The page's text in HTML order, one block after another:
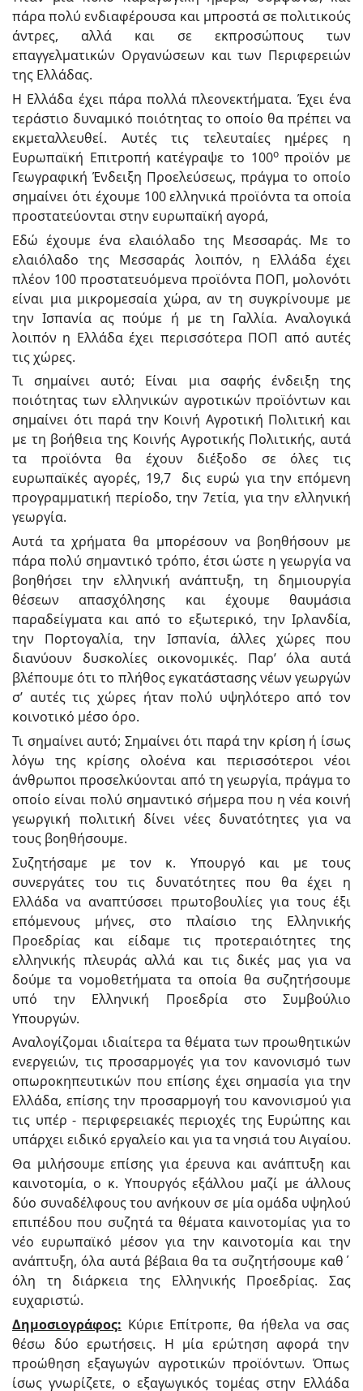
πάρα πολύ ενδιαφέρουσα και μπροστά σε πολιτικούς
άντρες, αλλά και σε εκπροσώπους των
επαγγελματικών Οργανώσεων και των Περιφερειών
της Ελλάδας.
Η Ελλάδα έχει πάρα πολλά πλεονεκτήματα. Έχει ένα
τεράστιο δυναμικό ποιότητας το οποίο θα πρέπει να
εκμεταλλευθεί. Αυτές τις τελευταίες ημέρες η
Ευρωπαϊκή Επιτροπή κατέγραψε το 100οπροϊόν με
Γεωγραφική Ένδειξη Προελεύσεως, πράγμα το οποίο
σημαίνει ότι έχουμε 100 ελληνικά προϊόντα τα οποία
προστατεύονται στην ευρωπαϊκή αγορά,
Εδώ έχουμε ένα ελαιόλαδο της Μεσσαράς. Με το
ελαιόλαδο της Μεσσαράς λοιπόν, η Ελλάδα έχει
πλέον 100 προστατευόμενα προϊόντα ΠΟΠ, μολονότι
είναι μια μικρομεσαία χώρα, αν τη συγκρίνουμε με
την Ισπανία ας πούμε ή με τη Γαλλία. Αναλογικά
λοιπόν η Ελλάδα έχει περισσότερα ΠΟΠ από αυτές
τις χώρες.
Τι σημαίνει αυτό; Είναι μια σαφής ένδειξη της
ποιότητας των ελληνικών αγροτικών προϊόντων και
σημαίνει ότι παρά την Κοινή Αγροτική Πολιτική και
με τη βοήθεια της Κοινής Αγροτικής Πολιτικής, αυτά
τα προϊόντα θα έχουν διέξοδο σε όλες τις
ευρωπαϊκές αγορές, 19,7 δις ευρώ για την επόμενη
προγραμματική περίοδο, την 7ετία, για την ελληνική
γεωργία.
Αυτά τα χρήματα θα μπορέσουν να βοηθήσουν με
πάρα πολύ σημαντικό τρόπο, έτσι ώστε η γεωργία να
βοηθήσει την ελληνική ανάπτυξη, τη δημιουργία
θέσεων απασχόλησης και έχουμε θαυμάσια
παραδείγματα και από το εξωτερικό, την Ιρλανδία,
την Πορτογαλία, την Ισπανία, άλλες χώρες που
διανύουν δυσκολίες οικονομικές. Παρ’ όλα αυτά
βλέπουμε ότι το πλήθος εγκατάστασης νέων γεωργών
σ’ αυτές τις χώρες ήταν πολύ υψηλότερο από τον
κοινοτικό μέσο όρο.
Τι σημαίνει αυτό; Σημαίνει ότι παρά την κρίση ή ίσως
λόγω της κρίσης ολοένα και περισσότεροι νέοι
άνθρωποι προσελκύονται από τη γεωργία, πράγμα το
οποίο είναι πολύ σημαντικό σήμερα που η νέα κοινή
γεωργική πολιτική δίνει νέες δυνατότητες για να
τους βοηθήσουμε.
Συζητήσαμε με τον κ. Υπουργό και με τους
συνεργάτες του τις δυνατότητες που θα έχει η
Ελλάδα να αναπτύσσει πρωτοβουλίες για τους έξι
επόμενους μήνες, στο πλαίσιο της Ελληνικής
Προεδρίας και είδαμε τις προτεραιότητες της
ελληνικής πλευράς αλλά και τις δικές μας για να
δούμε τα νομοθετήματα τα οποία θα συζητήσουμε
υπό την Ελληνική Προεδρία στο Συμβούλιο
Υπουργών.
Αναλογίζομαι ιδιαίτερα τα θέματα των προωθητικών
ενεργειών, τις προσαρμογές για τον κανονισμό των
οπωροκηπευτικών που επίσης έχει σημασία για την
Ελλάδα, επίσης την προσαρμογή του κανονισμού για
τις υπέρ - περιφερειακές περιοχές της Ευρώπης και
υπάρχει ειδικό εργαλείο και για τα νησιά του Αιγαίου.
Θα μιλήσουμε επίσης για έρευνα και ανάπτυξη και
καινοτομία, ο κ. Υπουργός εξάλλου μαζί με άλλους
δύο συναδέλφους του ανήκουν σε μία ομάδα υψηλού
επιπέδου που συζητά τα θέματα καινοτομίας για το
νέο ευρωπαϊκό μέσον για την καινοτομία και την
ανάπτυξη, όλα αυτά βέβαια θα τα συζητήσουμε καθ΄
όλη τη διάρκεια της Ελληνικής Προεδρίας. Σας
ευχαριστώ.
Δημοσιογράφος: Κύριε Επίτροπε, θα ήθελα να σας
θέσω δύο ερωτήσεις. Η μία ερώτηση αφορά την
προώθηση εξαγωγών αγροτικών προϊόντων. Όπως
ίσως γνωρίζετε, ο εξαγωγικός τομέας στην Ελλάδα